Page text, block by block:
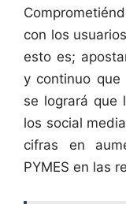
con los
esto es;
y continuo que
se logrará que
los social
cifras en
PYMES en las